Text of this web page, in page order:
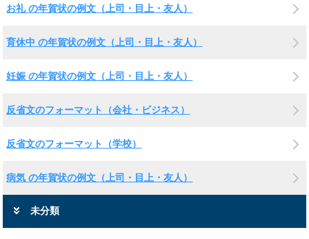
お礼 の年賀状の例文（上司・目上・友人）
育休中 の年賀状の例文（上司・目上・友人）
妊娠 の年賀状の例文（上司・目上・友人）
反省文のフォーマット（会社・ビジネス）
反省文のフォーマット（学校）
病気 の年賀状の例文（上司・目上・友人）
未分類